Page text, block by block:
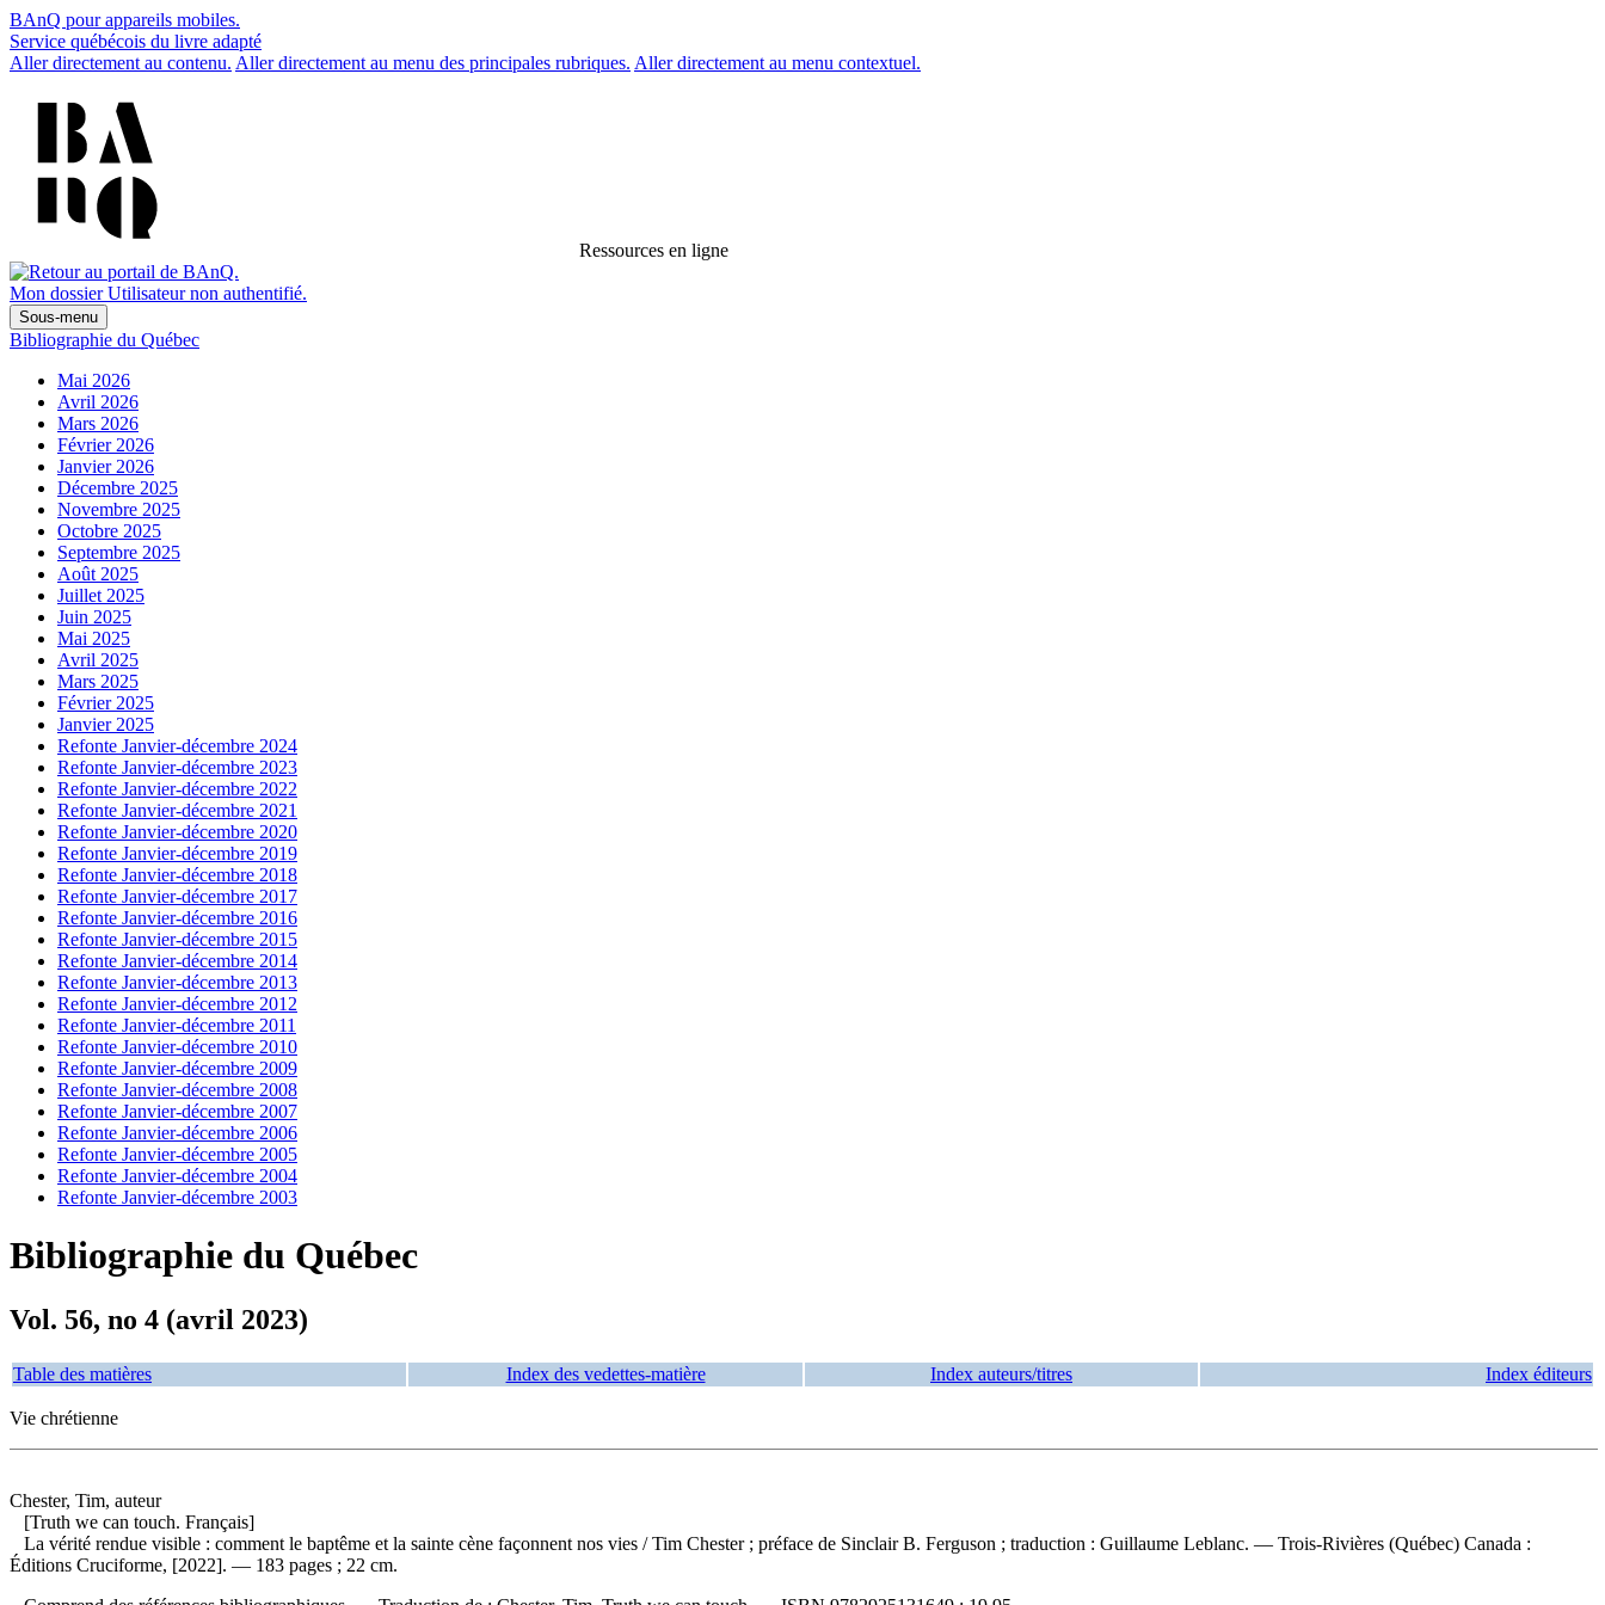
BAnQ pour appareils mobiles.
Service québécois du livre adapté
Aller directement au contenu. Aller directement au menu des principales rubriques. Aller directement au menu contextuel.
Ressources en ligne
Mon dossier Utilisateur non authentifié.
Sous-menu
Bibliographie du Québec
Mai 2026
Avril 2026
Mars 2026
Février 2026
Janvier 2026
Décembre 2025
Novembre 2025
Octobre 2025
Septembre 2025
Août 2025
Juillet 2025
Juin 2025
Mai 2025
Avril 2025
Mars 2025
Février 2025
Janvier 2025
Refonte Janvier-décembre 2024
Refonte Janvier-décembre 2023
Refonte Janvier-décembre 2022
Refonte Janvier-décembre 2021
Refonte Janvier-décembre 2020
Refonte Janvier-décembre 2019
Refonte Janvier-décembre 2018
Refonte Janvier-décembre 2017
Refonte Janvier-décembre 2016
Refonte Janvier-décembre 2015
Refonte Janvier-décembre 2014
Refonte Janvier-décembre 2013
Refonte Janvier-décembre 2012
Refonte Janvier-décembre 2011
Refonte Janvier-décembre 2010
Refonte Janvier-décembre 2009
Refonte Janvier-décembre 2008
Refonte Janvier-décembre 2007
Refonte Janvier-décembre 2006
Refonte Janvier-décembre 2005
Refonte Janvier-décembre 2004
Refonte Janvier-décembre 2003
Bibliographie du Québec
Vol. 56, no 4 (avril 2023)
Table des matières Index des vedettes-matière Index auteurs/titres Index éditeurs
Vie chrétienne
Chester, Tim, auteur
[Truth we can touch. Français]
La vérité rendue visible : comment le baptême et la sainte cène façonnent nos vies / Tim Chester ; préface de Sinclair B. Ferguson ; traduction : Guillaume Leblanc. — Trois-Rivières (Québec) Canada :
Éditions Cruciforme, [2022]. — 183 pages ; 22 cm.